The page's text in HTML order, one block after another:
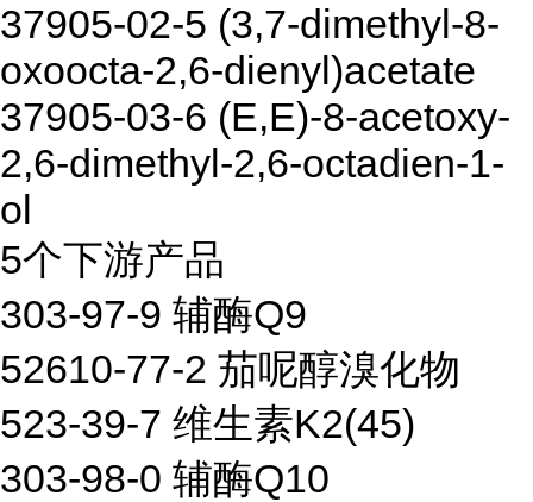
37905-02-5 (3,7-dimethyl-8-
oxoocta-2,6-dienyl)acetate
37905-03-6 (E,E)-8-acetoxy-
2,6-dimethyl-2,6-octadien-1-
ol
5个下游产品
303-97-9 辅酶Q9
52610-77-2 茄呢醇溴化物
523-39-7 维生素K2(45)
303-98-0 辅酶Q10